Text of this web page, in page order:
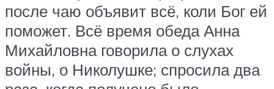
после чаю объявит всё, коли Бог ей
поможет. Всё время обеда Анна
Михайловна говорила о слухах
войны, о Николушке; спросила два